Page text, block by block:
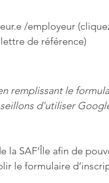
/employeur
de référence)
remplissant le
d'utiliser
la SAF’Île afin de
le formulaire